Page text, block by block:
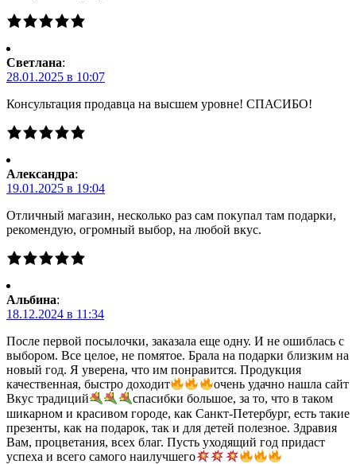
Светлана:
28.01.2025 в 10:07
Консультация продавца на высшем уровне! СПАСИБО!
Александра:
19.01.2025 в 19:04
Отличный магазин, несколько раз сам покупал там подарки,
рекомендую, огромный выбор, на любой вкус.
Альбина:
18.12.2024 в 11:34
После первой посылочки, заказала еще одну. И не ошиблась с
выбором. Все целое, не помятое. Брала на подарки близким на
новый год. Я уверена, что им понравится. Продукция
качественная, быстро доходит
очень удачно нашла сайт
Вкус традиций
спасибки большое, за то, что в таком
шикарном и красивом городе, как Санкт-Петербург, есть такие
презенты, как на подарок, так и для детей полезное. Здравия
Вам, процветания, всех благ. Пусть уходящий год придаст
успеха и всего самого наилучшего